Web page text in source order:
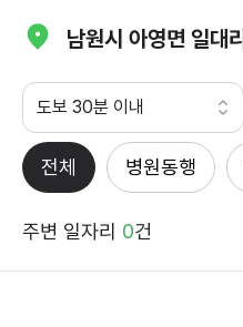
남원시 아영면 일대리
도보 30분 이내
전체 병원동행
주변 일자리 0건